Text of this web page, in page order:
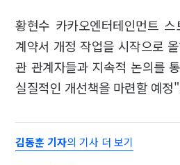
황현수 카카오엔터테인먼트
계약서 개정 작업을 시작으로
관 관계자들과 지속적 논의를
실질적인 개선책을 마련할 예정
김동훈 기자의 기사 더 보기